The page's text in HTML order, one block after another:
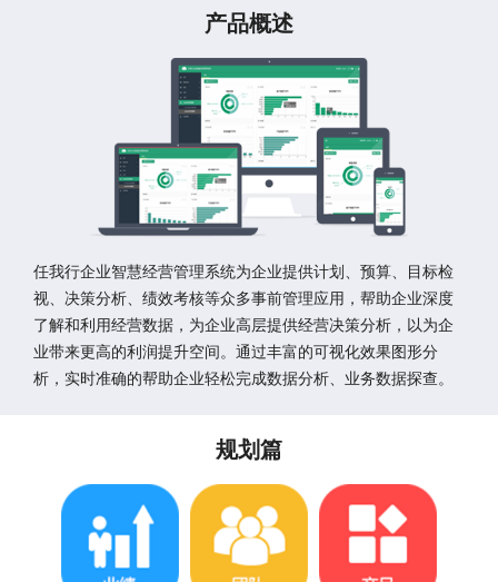
产品概述
任我行企业智慧经营管理系统为企业提供计划、预算、目标检
视、决策分析、绩效考核等众多事前管理应用，帮助企业深度
了解和利用经营数据，为企业高层提供经营决策分析，以为企
业带来更高的利润提升空间。通过丰富的可视化效果图形分
析，实时准确的帮助企业轻松完成数据分析、业务数据探查。
规划篇